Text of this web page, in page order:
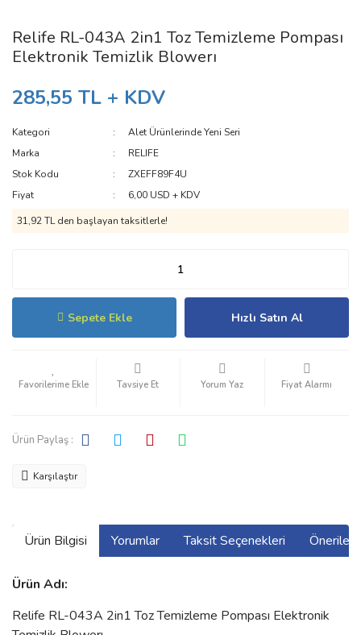
Relife RL-043A 2in1 Toz Temizleme Pompası
Elektronik Temizlik Blowerı
285,55 TL + KDV
Kategori
Alet Ürünlerinde Yeni Seri
Marka
RELIFE
Stok Kodu
ZXEFF89F4U
Fiyat
6,00 USD + KDV
31,92 TL den başlayan taksitlerle!
Sepete Ekle Hızlı Satın Al
Tavsiye Et Yorum Yaz Fiyat Alarmı
Ürün Paylaş :
Karşılaştır
Ürün Bilgisi Yorumlar Taksit Seçenekleri
Ürün Adı:
Relife RL-043A 2in1 Toz Temizleme Pompası Elektronik